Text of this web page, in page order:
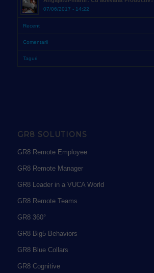
07/06/2017 - 14:22
Recent
Comentarii
Taguri
GR8 SOLUTIONS
GR8 Remote Employee
GR8 Remote Manager
GR8 Leader in a VUCA World
GR8 Remote Teams
GR8 360°
GR8 Big5 Behaviors
GR8 Blue Collars
GR8 Cognitive